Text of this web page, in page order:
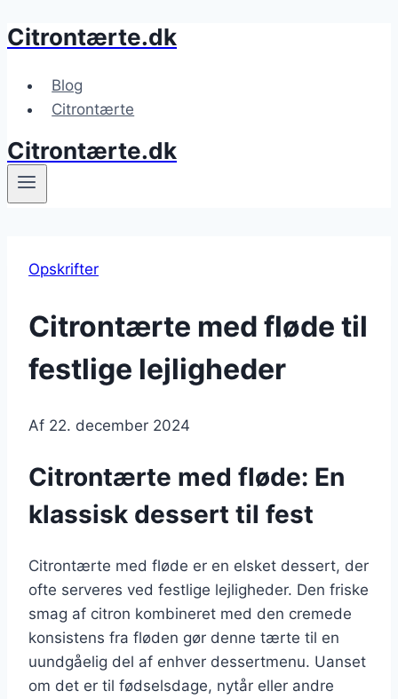
Fortsæt
indhold
Citrontærte.dk
Blog
Citrontærte
Citrontærte.dk
Opskrifter
Citrontærte med fløde til
festlige lejligheder
Af 22. december 2024
Citrontærte med fløde: En
klassisk dessert til fest
Citrontærte med fløde er en elsket dessert, der
ofte serveres ved festlige lejligheder. Den friske
smag af citron kombineret med den cremede
konsistens fra fløden gør denne tærte til en
uundgåelig del af enhver dessertmenu. Uanset
om det er til fødselsdage, nytår eller andre